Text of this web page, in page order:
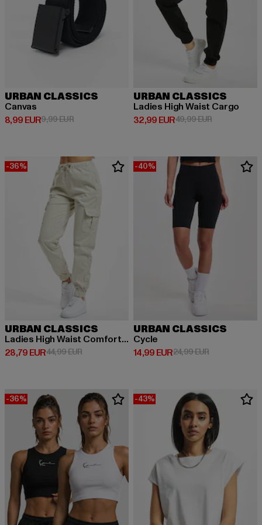
URBAN CLASSICS
Canvas
8,99 EUR
Derzeitiger Preis: 8,99 EUR
9,99 EURAktionspreis: 9,99 EUR
URBAN CLASSICS
Ladies High Waist Cargo
32,99 EUR
Derzeitiger Preis: 32,99 EUR
49,99 EURAktionspreis:
-36%
URBAN CLASSICS
Ladies High Waist Comfort Jogging
28,79 EUR
Derzeitiger Preis: 28,79 EUR
44,99 EURAktionspreis: 44,99 EUR
-40%
URBAN CLASSICS
Cycle
14,99 EUR
Derzeitiger Preis: 14,99 EUR
24,99 EURAktionspreis:
-36% -43%